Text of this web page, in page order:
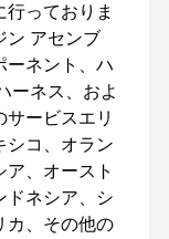
ニュース
っておりま
ン アセンブ
ーネント、ハ
ーネス、およ
ービスエリ
シコ、オラン
、オースト
ドネシア、シ
カ、その他の